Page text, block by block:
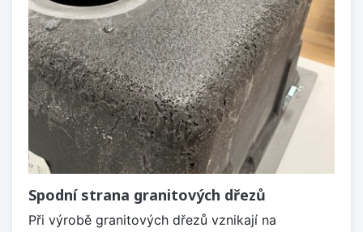
Spodní strana granitových dřezů
Při výrobě granitových dřezů vznikají na